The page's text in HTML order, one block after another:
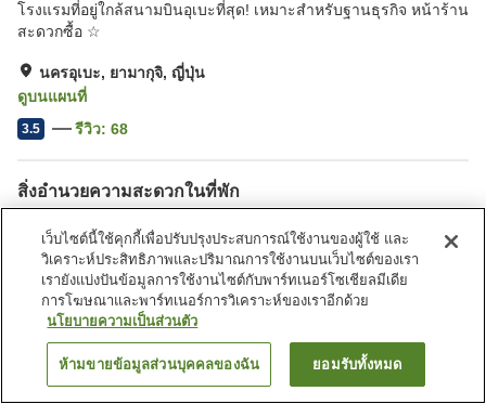
โรงแรมที่อยู่ใกล้สนามบินอุเบะที่สุด! เหมาะสำหรับฐานธุรกิจ หน้าร้าน
สะดวกซื้อ ☆
นครอุเบะ, ยามากุจิ, ญี่ปุ่น
ดูบนแผนที่
3.5 รีวิว: 68
สิ่งอำนวยความสะดวกในที่พัก
ตู้จำหน่ายอัตโนมัติ
ห้องจัดเลี้ยง
หน้าแรก ญี่ปุ่น ยามากุจิ นครอุเบะ Royal City Hotel
ค้นหาห้องพัก
เว็บไซต์นี้ใช้คุกกี้เพื่อปรับปรุงประสบการณ์ใช้งานของผู้ใช้ และ
วิเคราะห์ประสิทธิภาพและปริมาณการใช้งานบนเว็บไซต์ของเรา
เรายังแบ่งปันข้อมูลการใช้งานไซต์กับพาร์ทเนอร์โซเชียลมีเดีย
การโฆษณาและพาร์ทเนอร์การวิเคราะห์ของเราอีกด้วย
นโยบายความเป็นส่วนตัว
ห้ามขายข้อมูลส่วนบุคคลของฉัน ยอมรับทั้งหมด